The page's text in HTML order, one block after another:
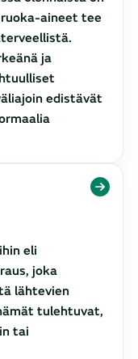
aineet tee
ja
edistävät
eli
joka
lähtevien
tulehtuvat,
tai